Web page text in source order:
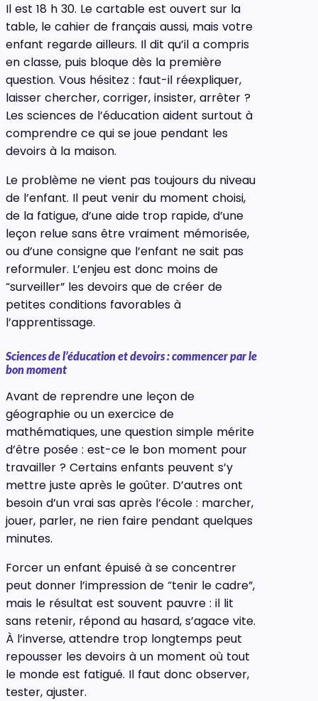
Il est 18 h 30. Le cartable est ouvert sur la
table, le cahier de français aussi, mais votre
enfant regarde ailleurs. Il dit qu’il a compris
en classe, puis bloque dès la première
question. Vous hésitez : faut-il réexpliquer,
laisser chercher, corriger, insister, arrêter ?
Les sciences de l’éducation aident surtout à
comprendre ce qui se joue pendant les
devoirs à la maison.
Le problème ne vient pas toujours du niveau
de l’enfant. Il peut venir du moment choisi,
de la fatigue, d’une aide trop rapide, d’une
leçon relue sans être vraiment mémorisée,
ou d’une consigne que l’enfant ne sait pas
reformuler. L’enjeu est donc moins de
“surveiller” les devoirs que de créer de
petites conditions favorables à
l’apprentissage.
Sciences de l’éducation et devoirs : commencer par le
bon moment
Avant de reprendre une leçon de
géographie ou un exercice de
mathématiques, une question simple mérite
d’être posée : est-ce le bon moment pour
travailler ? Certains enfants peuvent s’y
mettre juste après le goûter. D’autres ont
besoin d’un vrai sas après l’école : marcher,
jouer, parler, ne rien faire pendant quelques
minutes.
Forcer un enfant épuisé à se concentrer
peut donner l’impression de “tenir le cadre”,
mais le résultat est souvent pauvre : il lit
sans retenir, répond au hasard, s’agace vite.
À l’inverse, attendre trop longtemps peut
repousser les devoirs à un moment où tout
le monde est fatigué. Il faut donc observer,
tester, ajuster.